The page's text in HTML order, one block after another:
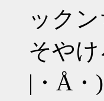
ック
そや
|・Å